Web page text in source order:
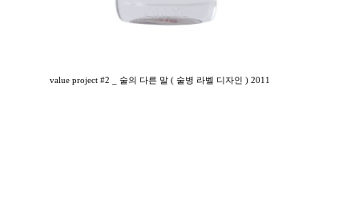
value project #2 _ 술의 다른 말 ( 술병 라벨 디자인 ) 2011